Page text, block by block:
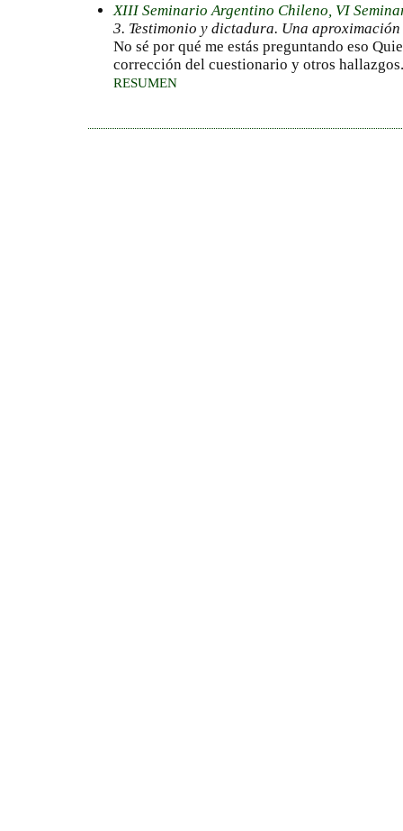
XIII Seminario Argentino Chileno, VI
3. Testimonio y dictadura. Una
No sé por qué me estás preguntando eso
corrección del cuestionario y otros hallazgos.
RESUMEN